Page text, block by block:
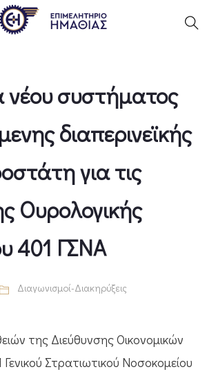
νέου συστήματος
διαπερινεϊκής
για τις
Ουρολογικής
401 ΓΣΝΑ
Διαγωνισμοί-Διακηρύξεις
της Διεύθυνσης Οικονομικών
Στρατιωτικού Νοσοκομείου